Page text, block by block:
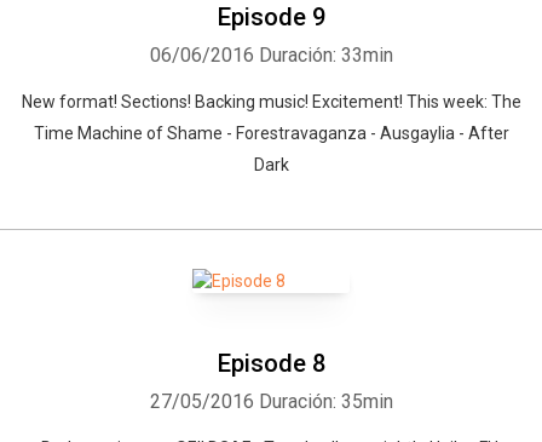
Episode 9
06/06/2016 Duración: 33min
New format! Sections! Backing music! Excitement! This week: The
Time Machine of Shame - Forestravaganza - Ausgaylia - After
Dark
Episode 8
27/05/2016 Duración: 35min